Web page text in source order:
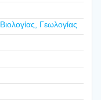
Γεωλογίας